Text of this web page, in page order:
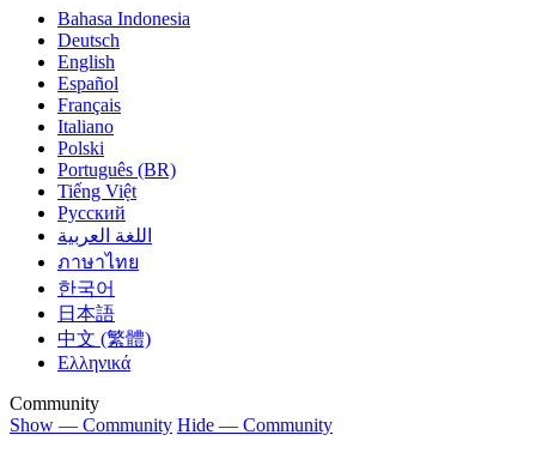
Bahasa Indonesia
Deutsch
English
Español
Français
Italiano
Polski
Português (BR)
Tiếng Việt
Русский
اللغة العربية
ภาษาไทย
한국어
日本語
中文 (繁體)
Ελληνικά
Community
Show — Community Hide — Community